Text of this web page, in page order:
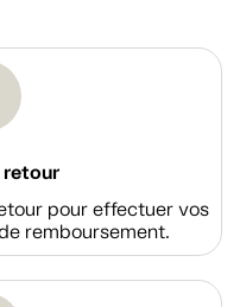
pour effectuer vos
remboursement.